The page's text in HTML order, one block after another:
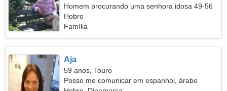
Homem procurando uma senhora idosa 49-56
Hobro
Família
Aja
59 anos, Touro
Posso me comunicar em espanhol, árabe